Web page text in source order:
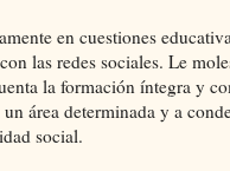
en cuestiones
las redes sociales. Le
la formación íntegra y
área determinada y a
social.